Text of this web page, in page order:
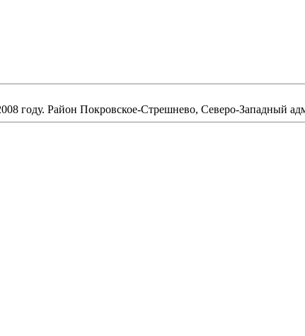
году. Район Покровское-Стрешнево, Северо-Западный